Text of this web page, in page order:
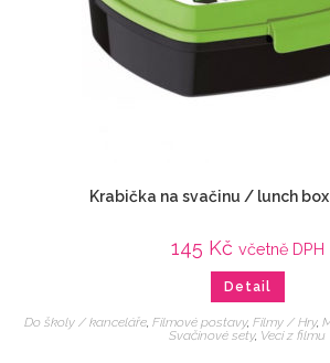
Krabička na svačinu / lunch
145 Kč včetně DPH
Detail
Do školy / kanceláře, Filmové postavy, Filmy / Hry,
Svačinové sety, Veci z filmu